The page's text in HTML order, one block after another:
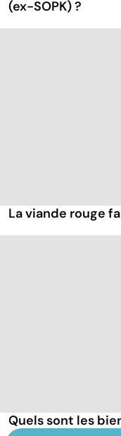
(ex-SOPK) ?
La viande rouge
Quels sont les